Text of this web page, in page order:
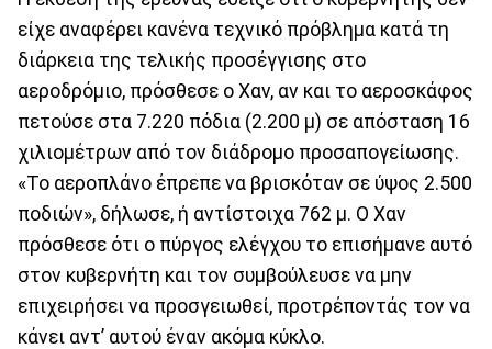
είχε αναφέρει κανένα τεχνικό πρόβλημα κατά τη
διάρκεια της τελικής προσέγγισης στο
αεροδρόμιο, πρόσθεσε ο Χαν, αν και το αεροσκάφος
πετούσε στα 7.220 πόδια (2.200 μ) σε απόσταση 16
χιλιομέτρων από τον διάδρομο προσαπογείωσης.
«Το αεροπλάνο έπρεπε να βρισκόταν σε ύψος 2.500
ποδιών», δήλωσε, ή αντίστοιχα 762 μ. Ο Χαν
πρόσθεσε ότι ο πύργος ελέγχου το επισήμανε αυτό
στον κυβερνήτη και τον συμβούλευσε να μην
επιχειρήσει να προσγειωθεί, προτρέποντάς τον να
κάνει αντ’ αυτού έναν ακόμα κύκλο.